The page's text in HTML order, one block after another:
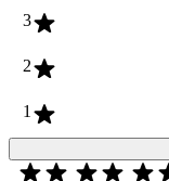
3
2
1